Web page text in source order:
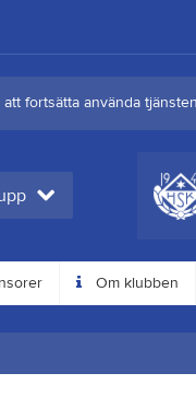
att fortsätta använda
Herrlaget
Om klubben